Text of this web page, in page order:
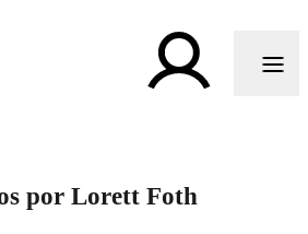
por Lorett Foth